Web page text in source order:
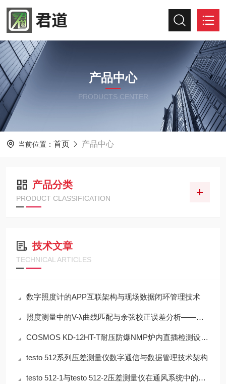
产品中心
PRODUCTS CENTER
当前位置： 首页 产品中心
产品分类
PRODUCT CLASSIFICATION
技术文章
TECHNICAL ARTICLES
数字照度计的APP互联架构与现场数据闭环管理技术
照度测量中的V-λ曲线匹配与余弦校正误差分析——以硅光电二极管照度计为例
COSMOS KD-12HT-T耐压防爆NMP炉内直插检测设备工程设计指南
testo 512系列压差测量仪数字通信与数据管理技术架构
testo 512-1与testo 512-2压差测量仪在通风系统中的应用技术分析